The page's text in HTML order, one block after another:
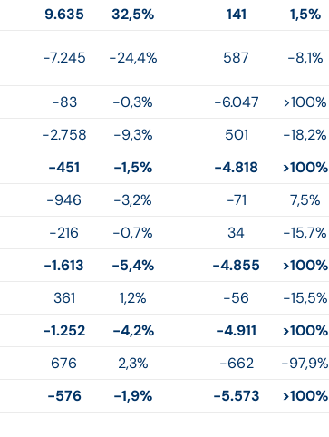
9.635 32,5% 141
1,5%
-7.245 -24,4% 587 -8,1%
-83 -0,3% -6.047
>100%
-2.758 -9,3% 501
-18,2%
-451 -1,5% -4.818
>100%
-946 -3,2% -71
7,5%
-216 -0,7% 34
-15,7%
-1.613 -5,4% -4.855
>100%
361 1,2% -56
-15,5%
-1.252 -4,2% -4.911
>100%
676 2,3% -662
-97,9%
-576 -1,9% -5.573
>100%